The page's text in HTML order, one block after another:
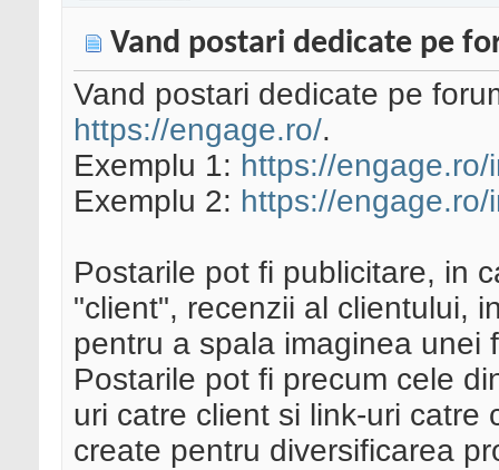
Vand postari dedicate pe
Vand postari dedicate pe
https://engage.ro/.
Exemplu 1: https://
Exemplu 2: https://
Postarile pot fi publicitare, in
"client", recenzii al clientului,
pentru a spala imaginea unei
Postarile pot fi precum cele
uri catre client si link-uri
create pentru diversificarea